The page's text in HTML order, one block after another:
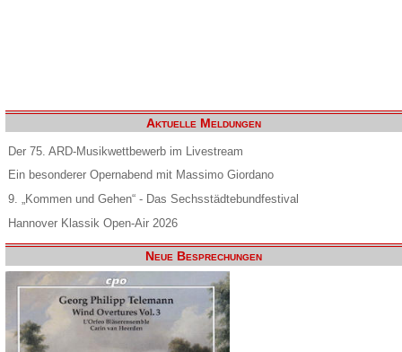
Aktuelle Meldungen
Der 75. ARD-Musikwettbewerb im Livestream
Ein besonderer Opernabend mit Massimo Giordano
9. „Kommen und Gehen“ - Das Sechsstädtebundfestival
Hannover Klassik Open-Air 2026
Neue Besprechungen